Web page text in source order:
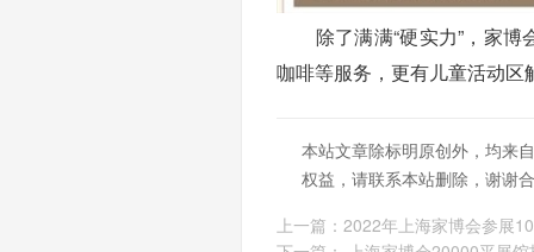
除了满满“硬实力”，家博
咖啡等服务，更有儿童活动区
本站文章除标明原创外，均来
权益，请联系本站删除，谢谢
上一篇： 2022年上海家博会参展